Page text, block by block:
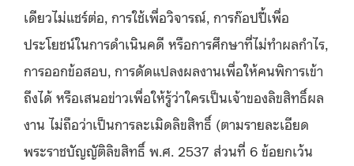
เดียวไม่แชร์ต่อ, การใช้เพื่อวิจารณ์, การก๊อปปี้เพื่อ
ประโยชน์ในการดำเนินคดี หรือการศึกษาที่ไม่ทำผลกำไร,
การออกข้อสอบ, การดัดแปลงผลงานเพื่อให้คนพิการเข้า
ถึงได้ หรือเสนอข่าวเพื่อให้รู้ว่าใครเป็นเจ้าของลิขสิทธิ์ผล
งาน ไม่ถือว่าเป็นการละเมิดลิขสิทธิ์ (ตามรายละเอียด
พระราชบัญญัติลิขสิทธิ์ พ.ศ. 2537 ส่วนที่ 6 ข้อยกเว้น